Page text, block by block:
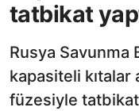
tatbikat
Rusya Savunma
kapasiteli kıtalar
füzesiyle tatbikat